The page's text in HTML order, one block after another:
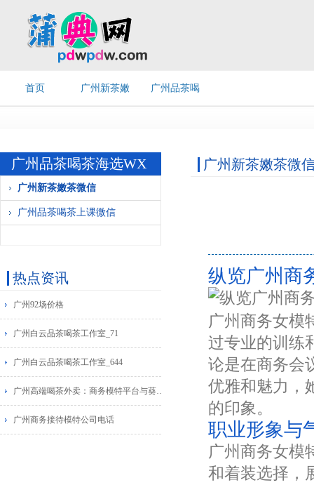
首页 广州新茶嫩 广州品茶喝
广州品茶喝茶海选WX
广州新茶嫩茶微信
广州品茶喝茶上课微信
热点资讯
广州92场价格
广州白云品茶喝茶工作室_71
广州白云品茶喝茶工作室_644
广州高端喝茶外卖：商务模特平台与葵花蒲点网广告推荐
广州商务接待模特公司电话
广州新茶嫩茶微
纵览广州商
广州商务女模
过专业的训练
论是在商务会
优雅和魅力，
的印象。
职业形象与
广州商务女模
和着装选择，